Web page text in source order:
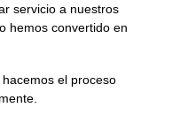
servicio a nuestros
hemos convertido en
el proceso